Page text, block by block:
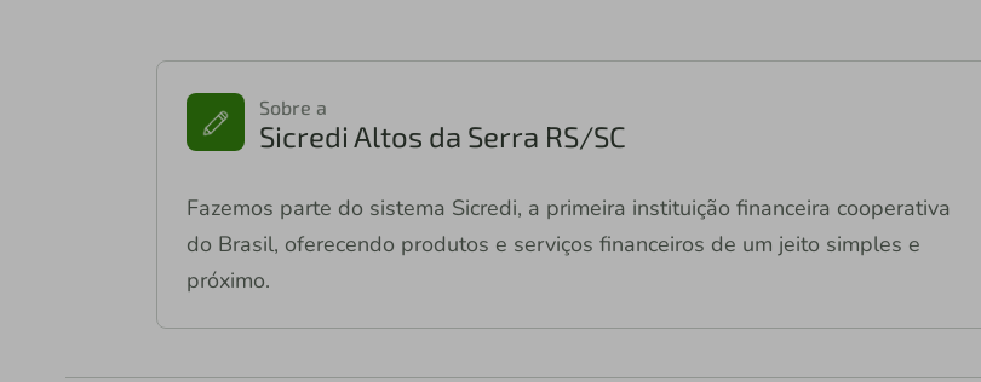
Sobre a
Sicredi Altos da Serra RS/SC
Fazemos parte do sistema Sicredi, a primeira instituição financeira cooperativa
do Brasil, oferecendo produtos e serviços financeiros de um jeito simples e
próximo.